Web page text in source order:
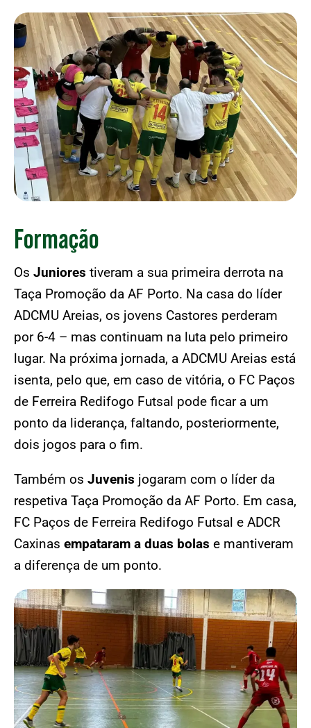
Formação
Os Juniores tiveram a sua primeira derrota na
Taça Promoção da AF Porto. Na casa do líder
ADCMU Areias, os jovens Castores perderam
por 6-4 – mas continuam na luta pelo primeiro
lugar. Na próxima jornada, a ADCMU Areias está
isenta, pelo que, em caso de vitória, o FC Paços
de Ferreira Redifogo Futsal pode ficar a um
ponto da liderança, faltando, posteriormente,
dois jogos para o fim.
Também os Juvenis jogaram com o líder da
respetiva Taça Promoção da AF Porto. Em casa,
FC Paços de Ferreira Redifogo Futsal e ADCR
Caxinas empataram a duas bolas e mantiveram
a diferença de um ponto.